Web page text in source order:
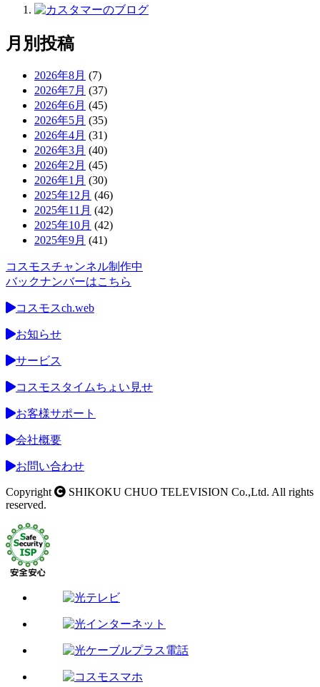
月別投稿
2026年8月 (7)
2026年7月 (37)
2026年6月 (45)
2026年5月 (35)
2026年4月 (31)
2026年3月 (40)
2026年2月 (45)
2026年1月 (30)
2025年12月 (46)
2025年11月 (42)
2025年10月 (42)
2025年9月 (41)
コスモスチャンネル制作中
バックナンバーはこちら
コスモスch.web
お知らせ
サービス
コスモスタイムちょい見せ
お客様サポート
会社概要
お問い合わせ
Copyright
SHIKOKU CHUO TELEVISION Co.,Ltd. All rights
reserved.